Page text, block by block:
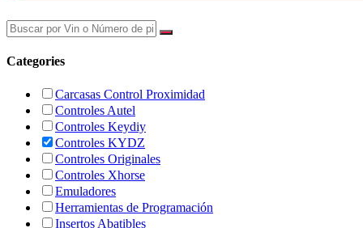
Categories
Carcasas Control Proximidad
Controles Autel
Controles Keydiy
Controles KYDZ
Controles Originales
Controles Xhorse
Emuladores
Herramientas de Programación
Insertos Abatibles